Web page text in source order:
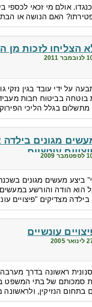
אולם מי זכאי לכספי
האם הנושה או
הצליחו לזכות מן
2011
על ידי עובד בגין נזקי
בוטחה בביטוח חבות
בגלל הליכי
מגונים בילדה
עונשיים
2009
הוא הודה והורשע
מצדיקים "פיצויים
עונשיים
2005
ראשונה בדרך
סמכותם של בתי המשפט
בתחום הנזיקין,